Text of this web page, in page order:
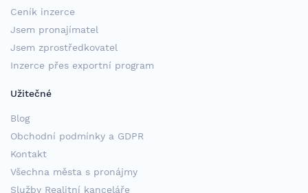
Ceník inzerce
Jsem pronajímatel
Jsem zprostředkovatel
Inzerce přes exportní program
Užitečné
Blog
Obchodní podmínky a GDPR
Kontakt
Všechna města s pronájmy
Služby Realitní kanceláře